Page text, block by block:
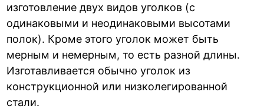
изготовление двух видов уголков (с
одинаковыми и неодинаковыми высотами
полок). Кроме этого уголок может быть
мерным и немерным, то есть разной длины.
Изготавливается обычно уголок из
конструкционной или низколегированной
стали.